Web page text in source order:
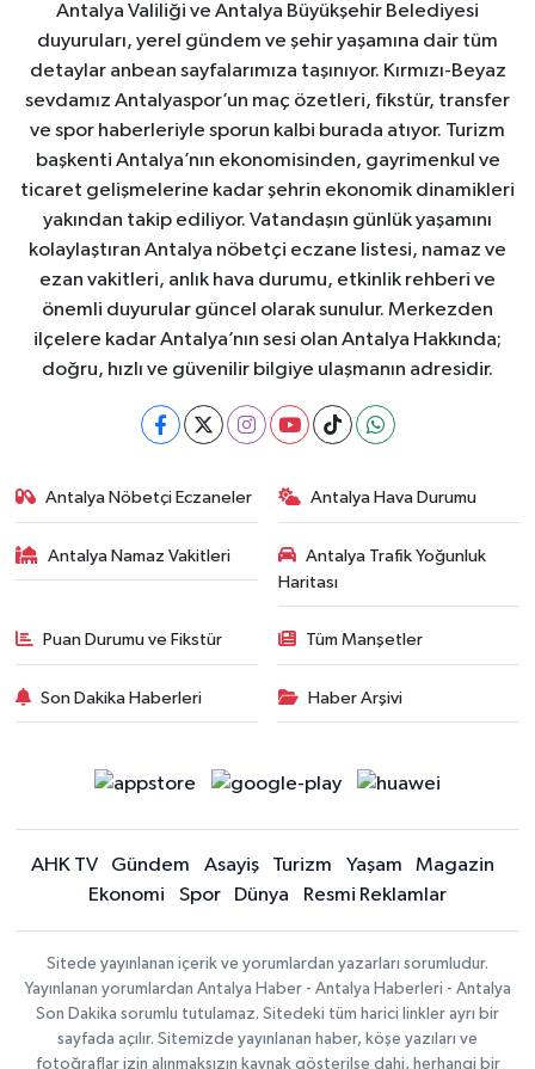
Antalya Valiliği ve Antalya Büyükşehir Belediyesi
duyuruları, yerel gündem ve şehir yaşamına dair tüm
detaylar anbean sayfalarımıza taşınıyor. Kırmızı-Beyaz
sevdamız Antalyaspor’un maç özetleri, fikstür, transfer
ve spor haberleriyle sporun kalbi burada atıyor. Turizm
başkenti Antalya’nın ekonomisinden, gayrimenkul ve
ticaret gelişmelerine kadar şehrin ekonomik dinamikleri
yakından takip ediliyor. Vatandaşın günlük yaşamını
kolaylaştıran Antalya nöbetçi eczane listesi, namaz ve
ezan vakitleri, anlık hava durumu, etkinlik rehberi ve
önemli duyurular güncel olarak sunulur. Merkezden
ilçelere kadar Antalya’nın sesi olan Antalya Hakkında;
doğru, hızlı ve güvenilir bilgiye ulaşmanın adresidir.
Antalya Nöbetçi Eczaneler Antalya Hava Durumu
Antalya Namaz Vakitleri
Antalya Trafik Yoğunluk
Haritası
Puan Durumu ve Fikstür Tüm Manşetler
Son Dakika Haberleri Haber Arşivi
AHK TV Gündem Asayiş Turizm Yaşam
Magazin
Ekonomi
Spor Dünya Resmi Reklamlar
Sitede yayınlanan içerik ve yorumlardan yazarları sorumludur.
Yayınlanan yorumlardan Antalya Haber - Antalya Haberleri - Antalya
Son Dakika sorumlu tutulamaz. Sitedeki tüm harici linkler ayrı bir
sayfada açılır. Sitemizde yayınlanan haber, köşe yazıları ve
fotoğraflar izin alınmaksızın kaynak gösterilse dahi, herhangi bir